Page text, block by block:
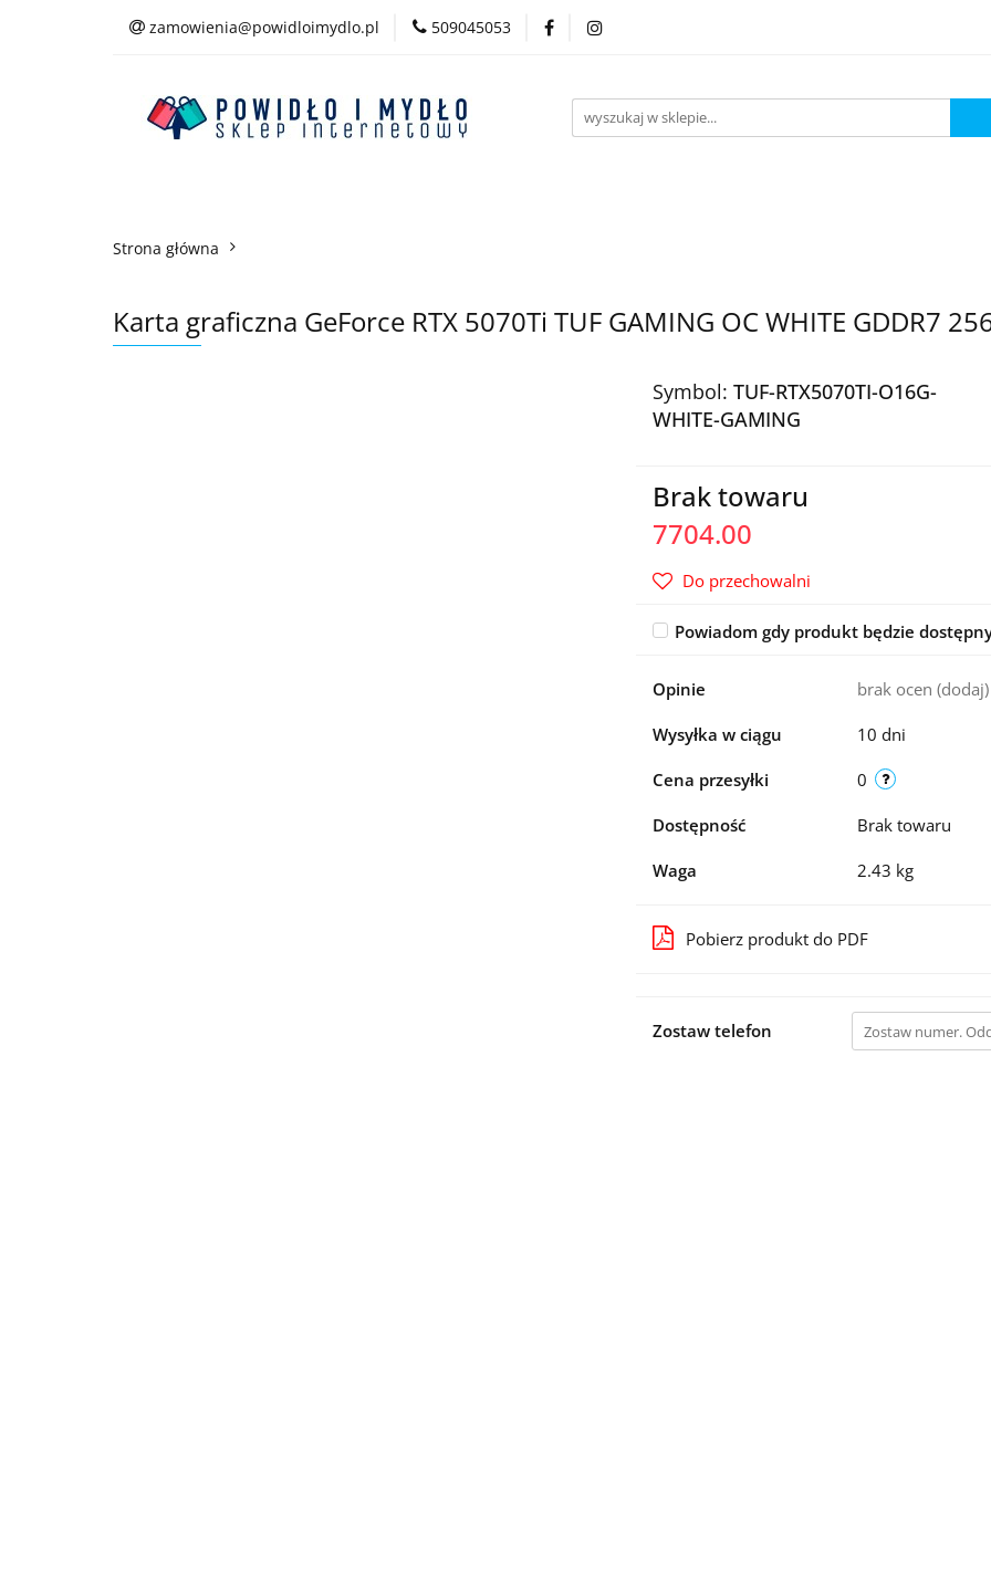
zamowienia@powidloimydlo.pl 509045053
Strona główna
Karta graficzna GeForce RTX 5070Ti TUF GAMING OC WHITE GDDR7
Symbol: TUF-RTX5070TI-O16G-
WHITE-GAMING
Brak towaru
7704.00
Do przechowalni
Powiadom gdy produkt będzie
Opinie brak ocen (dodaj)
Wysyłka w ciągu 10 dni
Cena przesyłki 0
Dostępność Brak towaru
Waga 2.43 kg
Pobierz produkt do PDF
Zostaw telefon